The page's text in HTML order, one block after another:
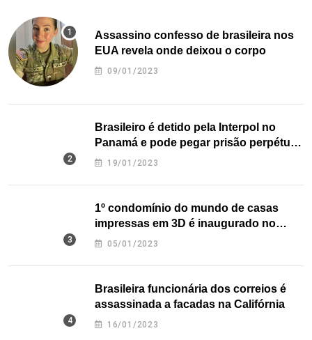
Assassino confesso de brasileira nos
EUA revela onde deixou o corpo
09/01/2023
Brasileiro é detido pela Interpol no
Panamá e pode pegar prisão perpétua
nos EUA
19/01/2023
1º condomínio do mundo de casas
impressas em 3D é inaugurado no
Texas
05/01/2023
Brasileira funcionária dos correios é
assassinada a facadas na Califórnia
16/01/2023